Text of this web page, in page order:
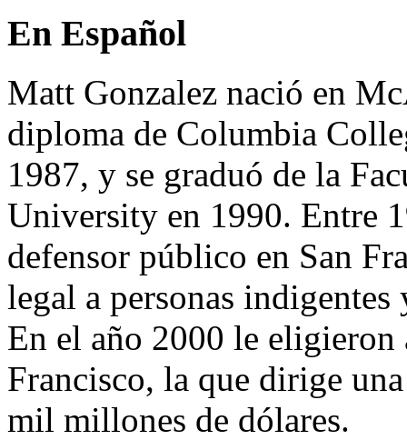
En Español
Matt Gonzalez nació en
diploma de Columbia
1987, y se graduó de la
University en 1990. Entre
defensor público en San
legal a personas
En el año 2000 le eligieron
Francisco, la que dirige
mil millones de dólares.